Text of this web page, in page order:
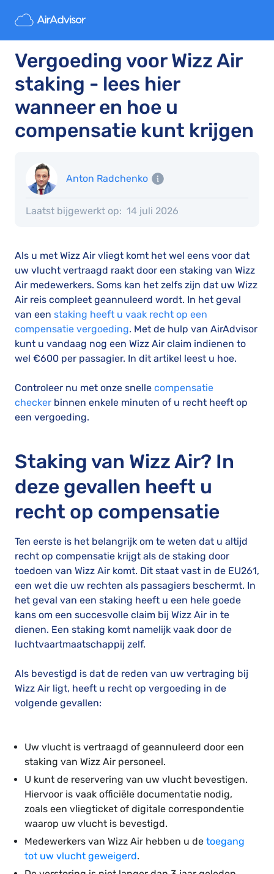
Vergoeding voor Wizz Air
staking - lees hier
wanneer en hoe u
compensatie kunt krijgen
Anton Radchenko
Laatst bijgewerkt op: 14 juli 2026
Als u met Wizz Air vliegt komt het wel eens voor dat
uw vlucht vertraagd raakt door een staking van Wizz
Air medewerkers. Soms kan het zelfs zijn dat uw Wizz
Air reis compleet geannuleerd wordt. In het geval
van een staking heeft u vaak recht op een
compensatie vergoeding. Met de hulp van AirAdvisor
kunt u vandaag nog een Wizz Air claim indienen to
wel €600 per passagier. In dit artikel leest u hoe.
Controleer nu met onze snelle compensatie
checker binnen enkele minuten of u recht heeft op
een vergoeding.
Staking van Wizz Air? In
deze gevallen heeft u
recht op compensatie
Ten eerste is het belangrijk om te weten dat u altijd
recht op compensatie krijgt als de staking door
toedoen van Wizz Air komt. Dit staat vast in de EU261,
een wet die uw rechten als passagiers beschermt. In
het geval van een staking heeft u een hele goede
kans om een succesvolle claim bij Wizz Air in te
dienen. Een staking komt namelijk vaak door de
luchtvaartmaatschappij zelf.
Als bevestigd is dat de reden van uw vertraging bij
Wizz Air ligt, heeft u recht op vergoeding in de
volgende gevallen:
Uw vlucht is vertraagd of geannuleerd door een
staking van Wizz Air personeel.
U kunt de reservering van uw vlucht bevestigen.
Hiervoor is vaak officiële documentatie nodig,
zoals een vliegticket of digitale correspondentie
waarop uw vlucht is bevestigd.
Medewerkers van Wizz Air hebben u de toegang
tot uw vlucht geweigerd.